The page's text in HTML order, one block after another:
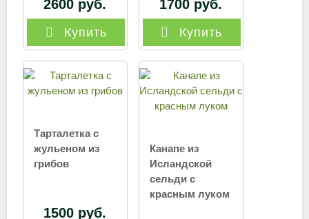
2600 руб.
Купить
1700 руб.
Купить
Тарталетка с
жульеном из
грибов
1500 руб.
Канапе из
Исландской
сельди с
красным луком